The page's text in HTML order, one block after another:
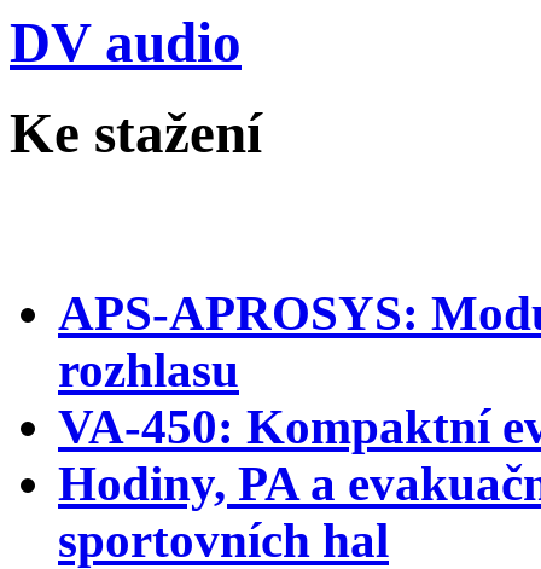
DV audio
Ke stažení
APS-APROSYS:
rozhlasu
VA-450: Kompaktní
Hodiny, PA a
sportovních hal